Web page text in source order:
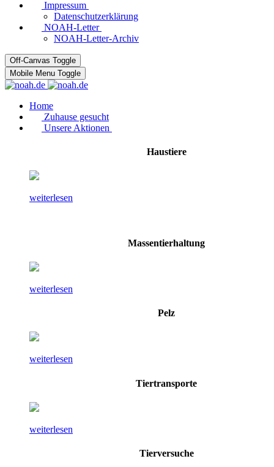
Impressum
Datenschutzerklärung
NOAH-Letter
NOAH-Letter-Archiv
Off-Canvas Toggle
Mobile Menu Toggle
Home
Zuhause gesucht
Unsere Aktionen
Haustiere
weiterlesen
Massentierhaltung
weiterlesen
Pelz
weiterlesen
Tiertransporte
weiterlesen
Tierversuche